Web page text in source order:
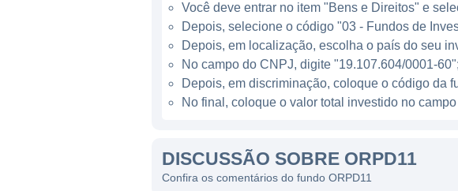
O fundo é administrado por uma entidade
realizados. O gestor do ORPD11 conta com
imobiliário, possibilitando uma gestão eficaz
No que diz respeito à taxa de administração,
em conta na hora da análise por parte dos
Os rendimentos desse fundo são
Você deve entrar no item "Bens e Direitos" e
Depois, selecione o código "03 - Fundos de
Depois, em localização, escolha o país do seu
No campo do CNPJ, digite "19.107.604/0001-60";
Depois, em discriminação, coloque o código da
No final, coloque o valor total investido no
DISCUSSÃO SOBRE ORPD11
Confira os comentários do fundo ORPD11